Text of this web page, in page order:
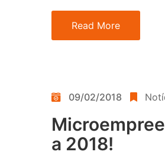
Read More
09/02/2018
a 2018!